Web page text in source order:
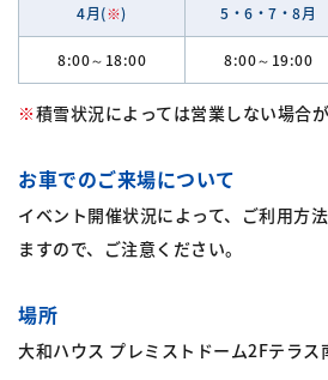
4月(※) 5・6・7・8月
8:00～18:00 8:00～19:00
※積雪状況によっては営業しない場合が
お車でのご来場について
イベント開催状況によって、ご利用方
ますので、ご注意ください。
場所
大和ハウス プレミストドーム2Fテラス